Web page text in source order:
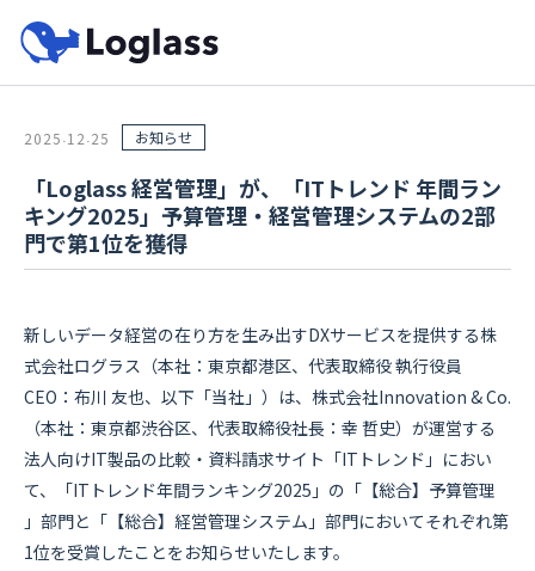
2025 .12 .25 お知らせ
「Loglass 経営管理」が、「ITトレンド 年間ラン
キング2025」予算管理・経営管理システムの2部
門で第1位を獲得
新しいデータ経営の在り方を生み出すDXサービスを提供する株
式会社ログラス（本社：東京都港区、代表取締役 執行役員
CEO：布川 友也、以下「当社」）は、株式会社Innovation & Co.
（本社：東京都渋谷区、代表取締役社長：幸 哲史）が運営する
法人向けIT製品の比較・資料請求サイト「ITトレンド」におい
て、「ITトレンド年間ランキング2025」の「【総合】予算管理
」部門と「【総合】経営管理システム」部門においてそれぞれ第
1位を受賞したことをお知らせいたします。